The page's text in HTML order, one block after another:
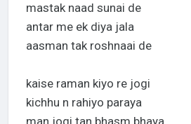
mastak naad sunai de
antar me ek diya jala
aasman tak roshnaai de
kaise raman kiyo re jogi
kichhu n rahiyo paraya